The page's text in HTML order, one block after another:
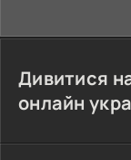
Дивитися
онлайн